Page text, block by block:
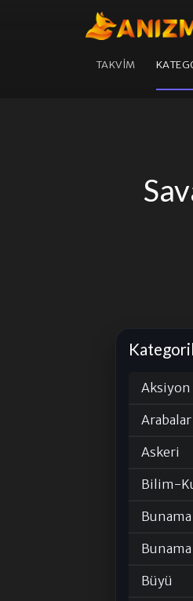
TAKVİM
Aksiyon
Arabalar
Askeri
Bilim-
Bunama
Bunama
Büyü